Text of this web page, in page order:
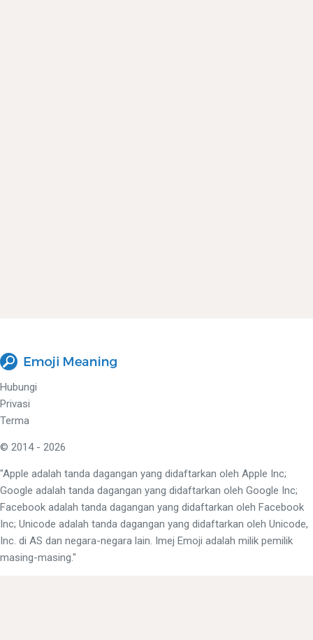
Hubungi
Privasi
Terma
© 2014 - 2026
"Apple adalah tanda dagangan yang didaftarkan oleh Apple Inc;
Google adalah tanda dagangan yang didaftarkan oleh Google Inc;
Facebook adalah tanda dagangan yang didaftarkan oleh Facebook
Inc; Unicode adalah tanda dagangan yang didaftarkan oleh Unicode,
Inc. di AS dan negara-negara lain. Imej Emoji adalah milik pemilik
masing-masing."